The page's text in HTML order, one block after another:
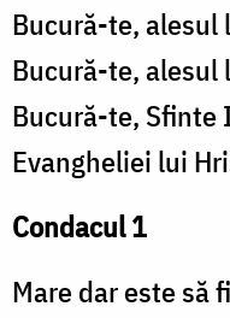
Bucură-te, alesul
Bucură-te,
Bucură-te, Sfinte
Evangheliei lui
Condacul 1
Mare dar este să